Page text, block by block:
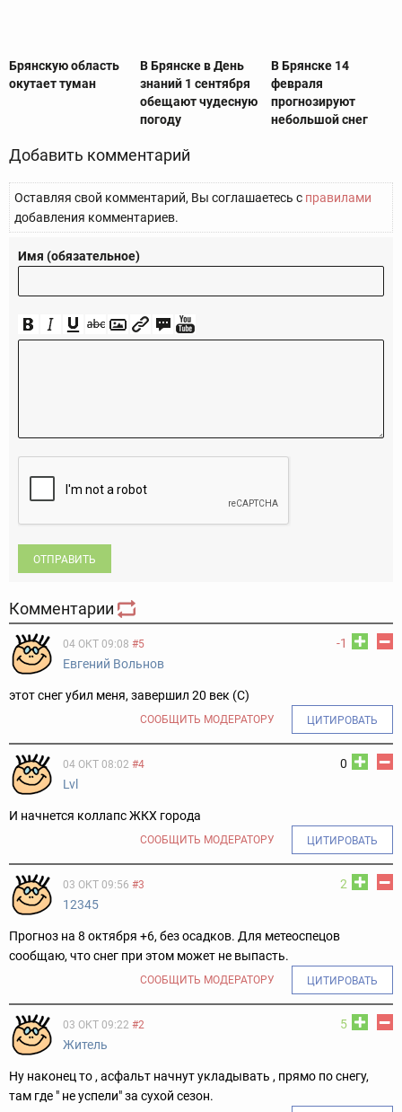
Брянскую область
окутает туман
В Брянске в День
знаний 1 сентября
обещают чудесную
погоду
В Брянске 14
февраля
прогнозируют
небольшой снег
Добавить комментарий
Оставляя свой комментарий, Вы соглашаетесь с правилами
добавления комментариев.
Имя (обязательное)
ОТПРАВИТЬ
Комментарии
-1
04 ОКТ 09:08 #5
Евгений Вольнов
этот снег убил меня, завершил 20 век (С)
СООБЩИТЬ МОДЕРАТОРУ ЦИТИРОВАТЬ
0
04 ОКТ 08:02 #4
Lvl
И начнется коллапс ЖКХ города
СООБЩИТЬ МОДЕРАТОРУ ЦИТИРОВАТЬ
2
03 ОКТ 09:56 #3
12345
Прогноз на 8 октября +6, без осадков. Для метеоспецов
сообщаю, что снег при этом может не выпасть.
СООБЩИТЬ МОДЕРАТОРУ ЦИТИРОВАТЬ
5
03 ОКТ 09:22 #2
Житель
Ну наконец то , асфальт начнут укладывать , прямо по снегу,
там где " не успели" за сухой сезон.